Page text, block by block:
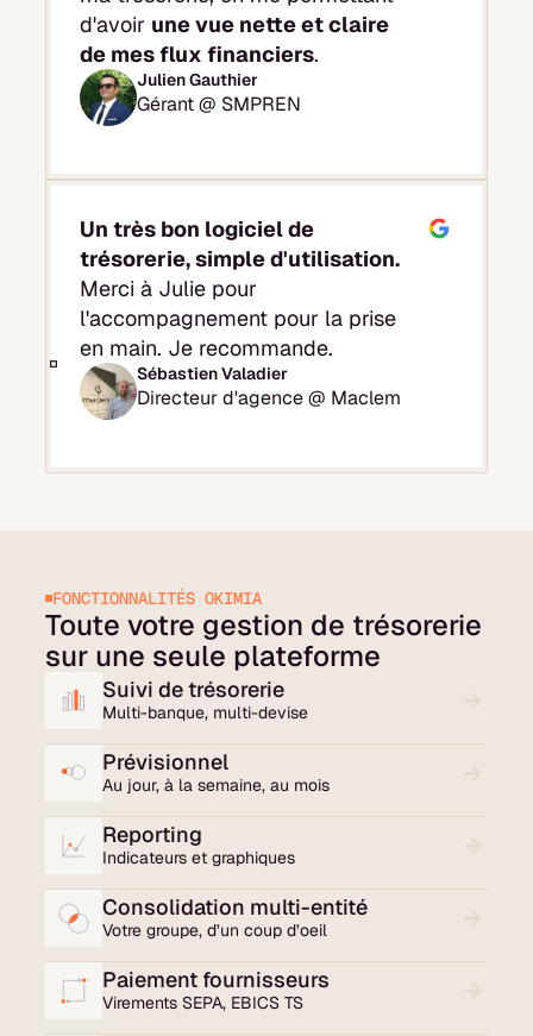
d'avoir une vue nette et claire
de mes flux financiers.
Julien Gauthier
Gérant @ SMPREN
Un très bon logiciel de
trésorerie, simple d'utilisation.
Merci à Julie pour
l'accompagnement pour la prise
en main. Je recommande.
Sébastien Valadier
Directeur d'agence @ Maclem
FONCTIONNALITÉS OKIMIA
Toute votre gestion de trésorerie
sur une seule plateforme
Suivi de trésorerie
Multi-banque, multi-devise
Prévisionnel
Au jour, à la semaine, au mois
Reporting
Indicateurs et graphiques
Consolidation multi-entité
Votre groupe, d’un coup d’oeil
Paiement fournisseurs
Virements SEPA, EBICS TS